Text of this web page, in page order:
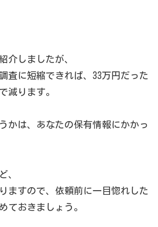
介しましたが、
査に短縮できれば、33万円だった
減ります。
かは、あなたの保有情報にかかっ
、
ますので、依頼前に一目惚れした
ておきましょう。